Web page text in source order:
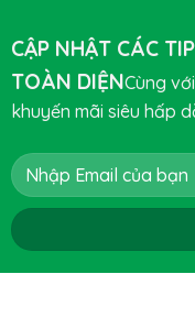
CẬP NHẬT CÁC
TOÀN DIỆNCùng
khuyến mãi siêu hấp